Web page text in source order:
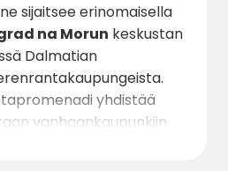
sijaitsee erinomaisella
na Morun keskustan
Dalmatian
yhdistää
vanhaankaupunkiin
kävellen (1–1,5 km)